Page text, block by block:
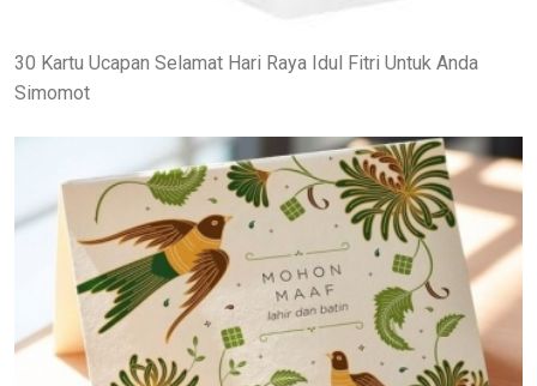
30 Kartu Ucapan Selamat Hari Raya Idul Fitri Untuk Anda
Simomot